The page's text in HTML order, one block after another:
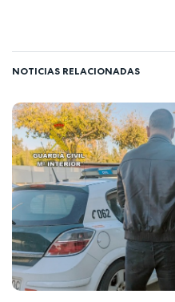
NOTICIAS RELACIONADAS